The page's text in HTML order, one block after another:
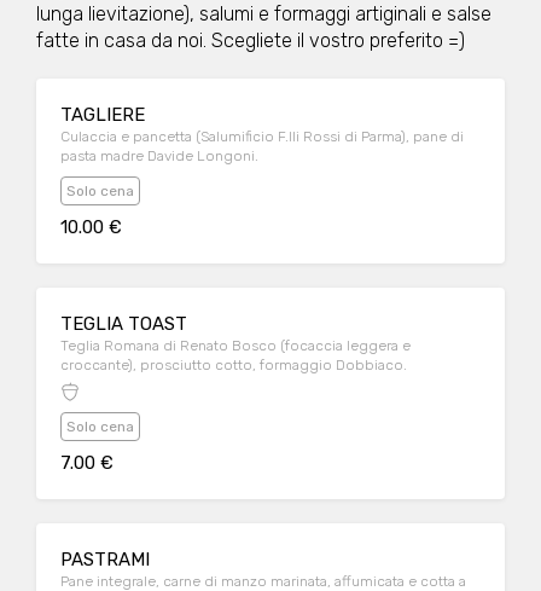
lunga lievitazione), salumi e formaggi artiginali e salse
fatte in casa da noi. Scegliete il vostro preferito =)
TAGLIERE
Culaccia e pancetta (Salumificio F.lli Rossi di Parma), pane di
pasta madre Davide Longoni.
Solo cena
10.00 €
TEGLIA TOAST
Teglia Romana di Renato Bosco (focaccia leggera e
croccante), prosciutto cotto, formaggio Dobbiaco.
Solo cena
7.00 €
PASTRAMI
Pane integrale, carne di manzo marinata, affumicata e cotta a